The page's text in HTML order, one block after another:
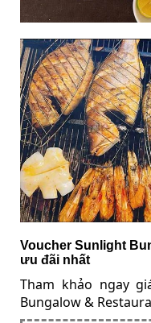
Voucher Sunlight
ưu đãi nhất
Tham khảo ngay
Bungalow &